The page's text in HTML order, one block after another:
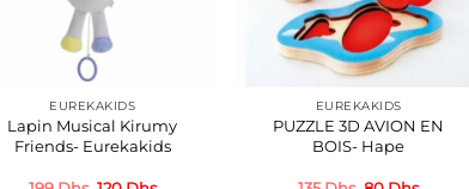
EUREKAKIDS
Lapin Musical Kirumy
Friends- Eurekakids
EUREKAKIDS
PUZZLE 3D AVION EN
BOIS- Hape